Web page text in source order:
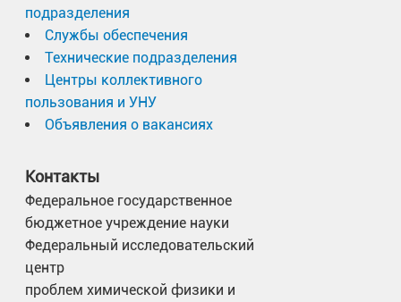
подразделения
Службы обеспечения
Технические подразделения
Центры коллективного
пользования и УНУ
Объявления о вакансиях
Контакты
Федеральное государственное
бюджетное учреждение науки
Федеральный исследовательский
центр
проблем химической физики и